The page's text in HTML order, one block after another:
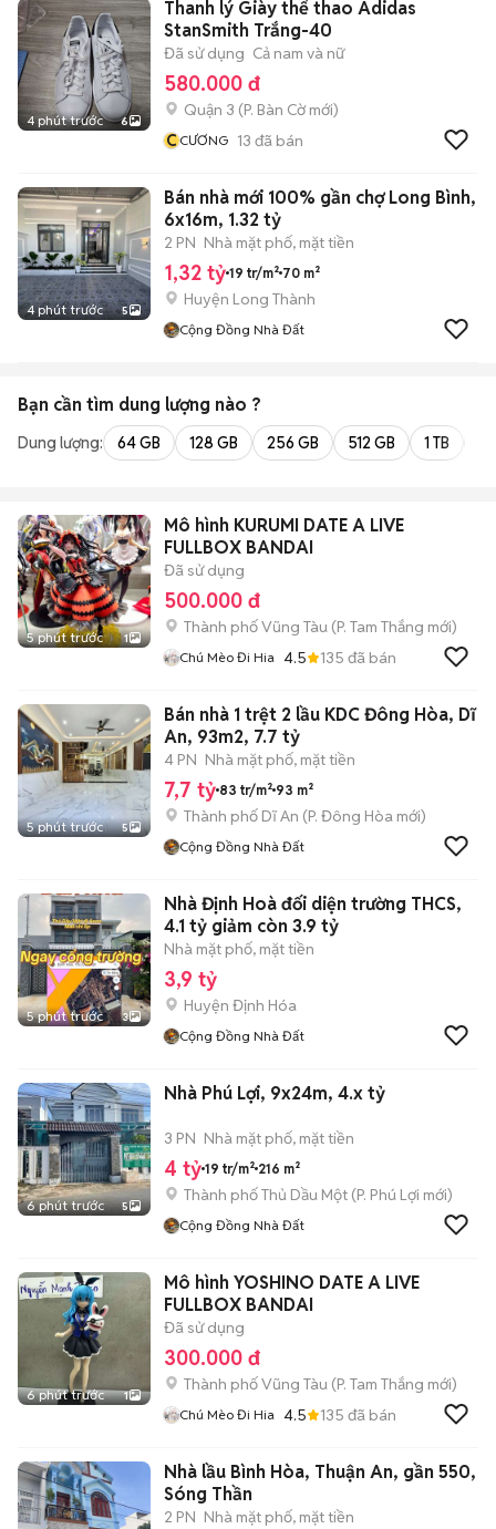
4 phút trước 6
Thanh lý Giày thể thao Adidas
StanSmith Trắng-40
Đã sử dụng Cả nam và nữ
580.000 đ
Quận 3 (P. Bàn Cờmới)
CCƯƠNG 13 đã bán
4 phút trước 5
Bán nhà mới 100% gần chợ Long Bình,
6x16m, 1.32 tỷ
2 PN Nhà mặt phố, mặt tiền
1,32 tỷ 19 tr/m² 70 m²
Huyện Long Thành
Cộng Đồng Nhà Đất
Bạn cần tìm dung lượng nào ?
Dung lượng: 64 GB 128 GB 256 GB 512 GB 1 TB
5 phút trước 1
Mô hình KURUMI DATE A LIVE
FULLBOX BANDAI
Đã sử dụng
500.000 đ
Thành phố Vũng Tàu (P. Tam Thắng mới)
Chú Mèo Đi Hia 4.5 135 đã bán
5 phút trước 5
Bán nhà 1 trệt 2 lầu KDC Đông Hòa, Dĩ
An, 93m2, 7.7 tỷ
4 PN Nhà mặt phố, mặt tiền
7,7 tỷ 83 tr/m² 93 m²
Thành phố Dĩ An (P. Đông Hòa mới)
Cộng Đồng Nhà Đất
5 phút trước 3
Nhà Định Hoà đối diện trường THCS,
4.1 tỷ giảm còn 3.9 tỷ
Nhà mặt phố, mặt tiền
3,9 tỷ
Huyện Định Hóa
Cộng Đồng Nhà Đất
6 phút trước 5
Nhà Phú Lợi, 9x24m, 4.x tỷ
3 PN Nhà mặt phố, mặt tiền
4 tỷ 19 tr/m² 216 m²
Thành phố Thủ Dầu Một (P. Phú Lợi mới)
Cộng Đồng Nhà Đất
6 phút trước 1
Mô hình YOSHINO DATE A LIVE
FULLBOX BANDAI
Đã sử dụng
300.000 đ
Thành phố Vũng Tàu (P. Tam Thắng mới)
Chú Mèo Đi Hia 4.5 135 đã bán
Nhà lầu Bình Hòa, Thuận An, gần 550,
Sóng Thần
2 PN Nhà mặt phố, mặt tiền